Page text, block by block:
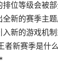
位等级会被
新的赛季主
新的游戏机
者新赛季是什